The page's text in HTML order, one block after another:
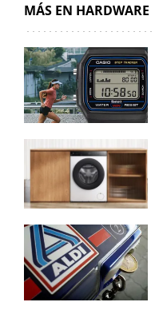
MÁS EN HARDWARE